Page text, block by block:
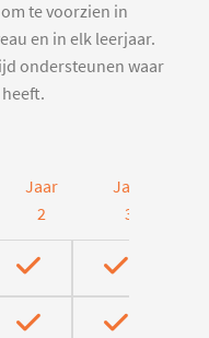
te voorzien in
en in elk leerjaar.
ondersteunen waar
Jaar
2
Jaar
3